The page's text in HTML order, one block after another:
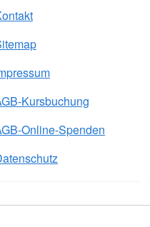
Kursbuchung
Online-Spenden